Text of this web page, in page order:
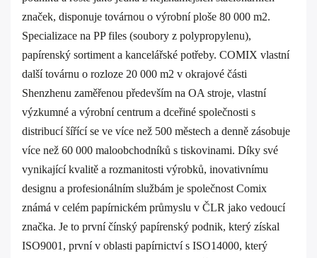
značek, disponuje továrnou o výrobní ploše 80 000 m2.
Specializace na PP files (soubory z polypropylenu),
papírenský sortiment a kancelářské potřeby. COMIX vlastní
další továrnu o rozloze 20 000 m2 v okrajové části
Shenzhenu zaměřenou především na OA stroje, vlastní
výzkumné a výrobní centrum a dceřiné společnosti s
distribucí šířící se ve více než 500 městech a denně zásobuje
více než 60 000 maloobchodníků s tiskovinami. Díky své
vynikající kvalitě a rozmanitosti výrobků, inovativnímu
designu a profesionálním službám je společnost Comix
známá v celém papírnickém průmyslu v ČLR jako vedoucí
značka. Je to první čínský papírenský podnik, který získal
ISO9001, první v oblasti papírnictví s ISO14000, který